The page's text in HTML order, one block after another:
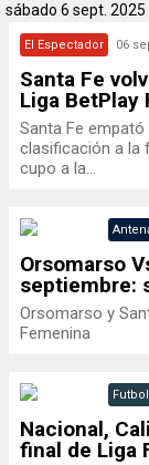
sábado 6 sept. 2025
El Espectador 06
Santa Fe
Liga BetPlay
Santa Fe
clasificación a la
cupo a la...
Orsomarso
septiembre:
Orsomarso y
Femenina
Nacional,
final de Liga